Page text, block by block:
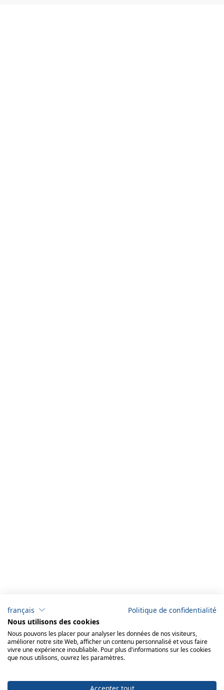
français
Politique de confidentialité
Nous utilisons des cookies
Nous pouvons les placer pour analyser les données de nos visiteurs,
améliorer notre site Web, afficher un contenu personnalisé et vous faire
vivre une expérience inoubliable. Pour plus d'informations sur les cookies
que nous utilisons, ouvrez les paramètres.